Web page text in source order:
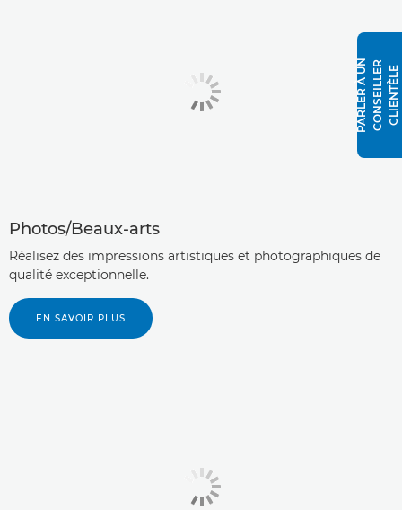
Photos/Beaux-arts
Réalisez des impressions artistiques et photographiques de
qualité exceptionnelle.
EN SAVOIR PLUS
P
A
R
L
E
R
À U
N
C
O
N
S
E
I
L
L
E
R
C
L
I
E
N
T
È
L E